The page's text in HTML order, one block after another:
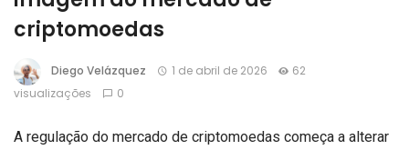
criptomoedas
Diego Velázquez 1 de abril de 2026
62
visualizações
0
A regulação do mercado de criptomoedas começa a alterar